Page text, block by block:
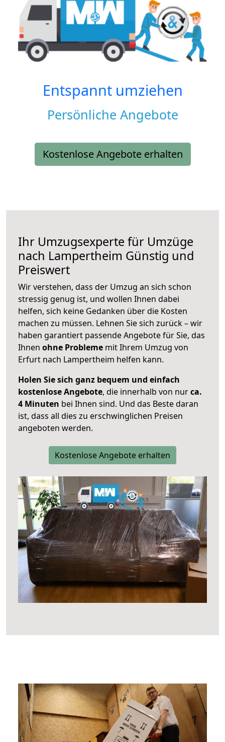
Entspannt umziehen
Persönliche Angebote
Kostenlose Angebote erhalten
Ihr Umzugsexperte für Umzüge
nach Lampertheim Günstig und
Preiswert
Wir verstehen, dass der Umzug an sich schon
stressig genug ist, und wollen Ihnen dabei
helfen, sich keine Gedanken über die Kosten
machen zu müssen. Lehnen Sie sich zurück – wir
haben garantiert passende Angebote für Sie, das
Ihnen ohne Probleme mit Ihrem Umzug von
Erfurt nach Lampertheim helfen kann.
Holen Sie sich ganz bequem und einfach
kostenlose Angebote, die innerhalb von nurca.
4 Minuten bei Ihnen sind. Und das Beste daran
ist, dass all dies zu erschwinglichen Preisen
angeboten werden.
Kostenlose Angebote erhalten